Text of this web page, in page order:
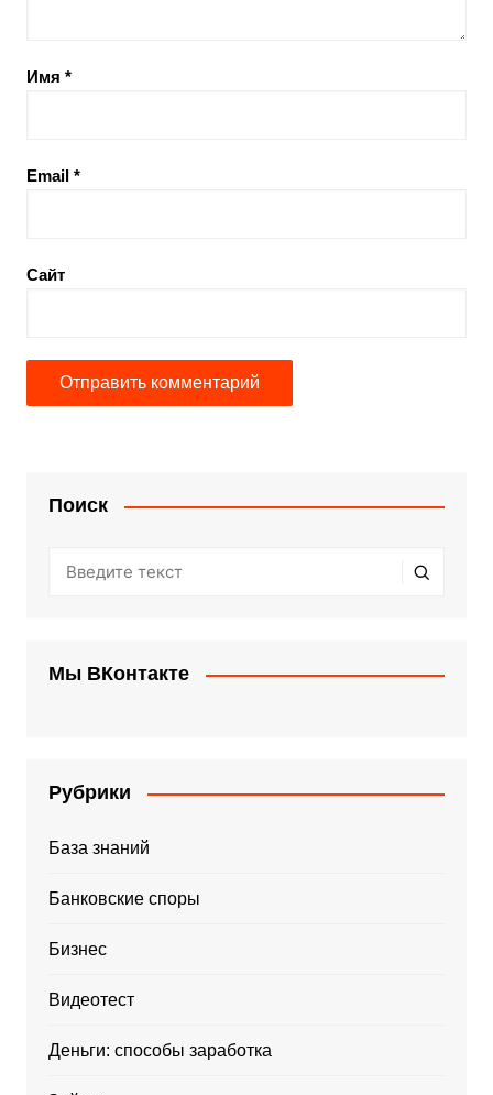
Имя *
Email *
Сайт
Поиск
Мы ВКонтакте
Рубрики
База знаний
Банковские споры
Бизнес
Видеотест
Деньги: способы заработка